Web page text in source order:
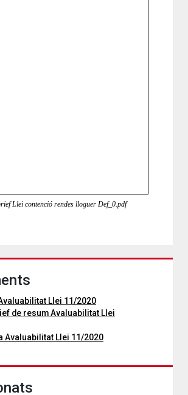
Llei contenció rendes lloguer Def_0.pdf
Llei 11/2020
de resum Avaluabilitat Llei
Avaluabilitat Llei 11/2020